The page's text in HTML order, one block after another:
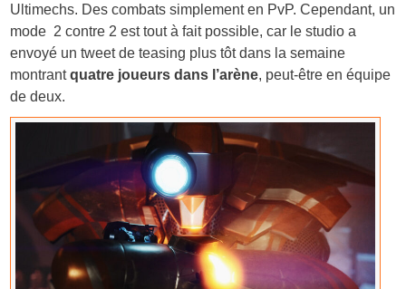
Ultimechs. Des combats simplement en PvP. Cependant, un
mode 2 contre 2 est tout à fait possible, car le studio a
envoyé un tweet de teasing plus tôt dans la semaine
montrantquatre joueurs dans l’arène, peut-être en équipe
de deux.